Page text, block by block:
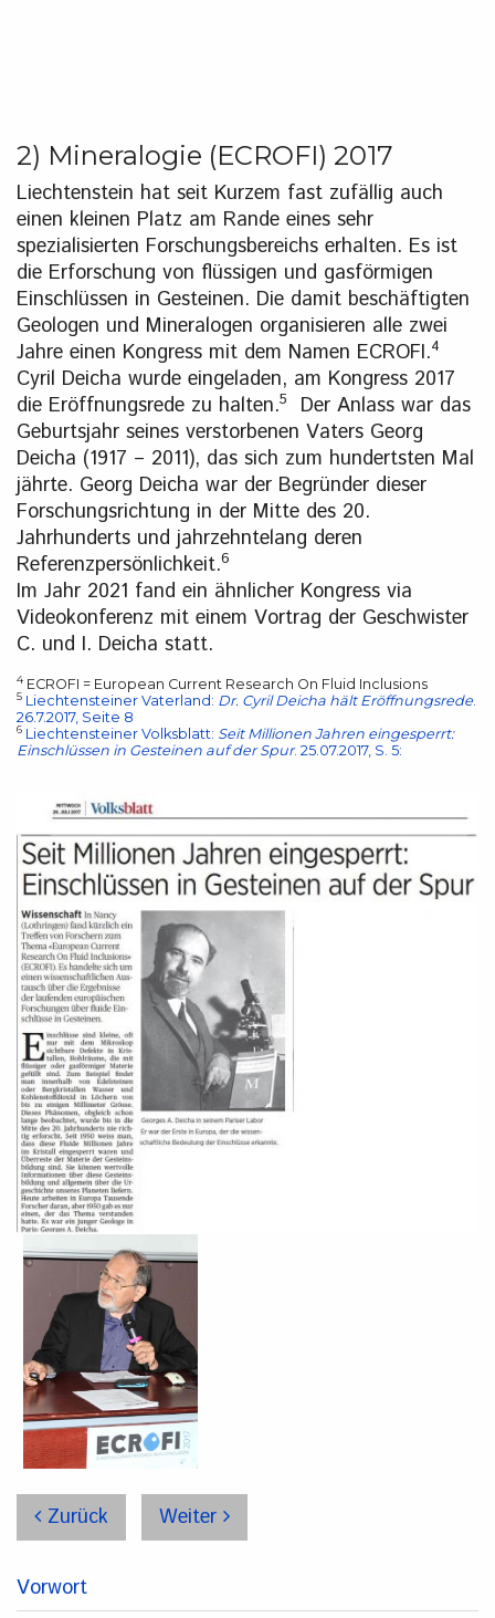
2) Mineralogie (ECROFI) 2017
Liechtenstein hat seit Kurzem fast zufällig auch
einen kleinen Platz am Rande eines sehr
spezialisierten Forschungsbereichs erhalten. Es ist
die Erforschung von flüssigen und gasförmigen
Einschlüssen in Gesteinen. Die damit beschäftigten
Geologen und Mineralogen organisieren alle zwei
Jahre einen Kongress mit dem Namen ECROFI.4
Cyril Deicha wurde eingeladen, am Kongress 2017
die Eröffnungsrede zu halten.5
Der Anlass war das
Geburtsjahr seines verstorbenen Vaters Georg
Deicha (1917 – 2011), das sich zum hundertsten Mal
jährte. Georg Deicha war der Begründer dieser
Forschungsrichtung in der Mitte des 20.
Jahrhunderts und jahrzehntelang deren
Referenzpersönlichkeit.6
Im Jahr 2021 fand ein ähnlicher Kongress via
Videokonferenz mit einem Vortrag der Geschwister
C. und I. Deicha statt.
4 ECROFI = European Current Research On Fluid Inclusions
5 Liechtensteiner Vaterland: Dr. Cyril Deicha hält Eröffnungsrede.
26.7.2017, Seite 8
6 Liechtensteiner Volksblatt: Seit Millionen Jahren eingesperrt:
Einschlüssen in Gesteinen auf der Spur. 25.07.2017, S. 5:
Zurück Weiter
Vorwort